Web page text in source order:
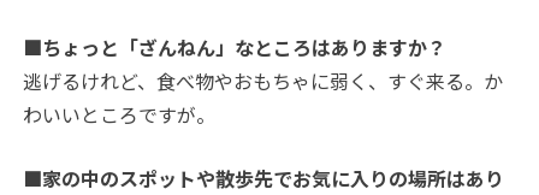
■ちょっと「ざんねん」なところはありますか？
逃げるけれど、食べ物やおもちゃに弱く、すぐ来る。か
わいいところですが。
■家の中のスポットや散歩先でお気に入りの場所はあり